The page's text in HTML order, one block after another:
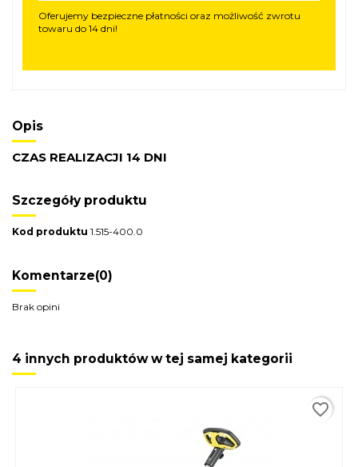
Oferujemy bezpieczne płatności oraz możliwość zwrotu
towaru do 14 dni!
Opis
CZAS REALIZACJI 14 DNI
Szczegóły produktu
Kod produktu 1.515-400.0
Komentarze(0)
Brak opini
4 innych produktów w tej samej kategorii
favorite_border